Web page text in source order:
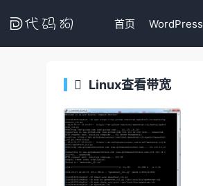
 首页 WordPress
 Linux查看带宽